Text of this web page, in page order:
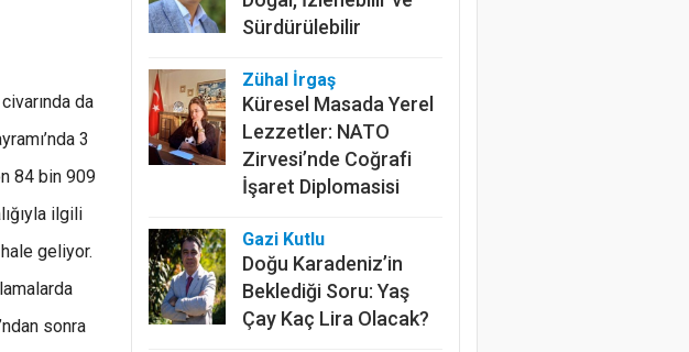
da
3
84 bin 909
ilgili
geliyor.
sonra
Zühal İrgaş
Lezzetler: NATO
Zirvesi’nde Coğrafi
İşaret Diplomasisi
Gazi Kutlu
Beklediği Soru: Yaş
Çay Kaç Lira Olacak?
Tarımın İnfrasesi